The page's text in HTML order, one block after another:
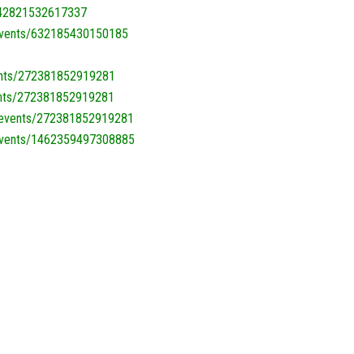
632185430150185
272381852919281
272381852919281
272381852919281
1462359497308885